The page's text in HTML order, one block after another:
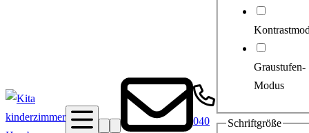
SucheBarrierefreiheit
040
Graustufen-
Modus
Schriftgröße